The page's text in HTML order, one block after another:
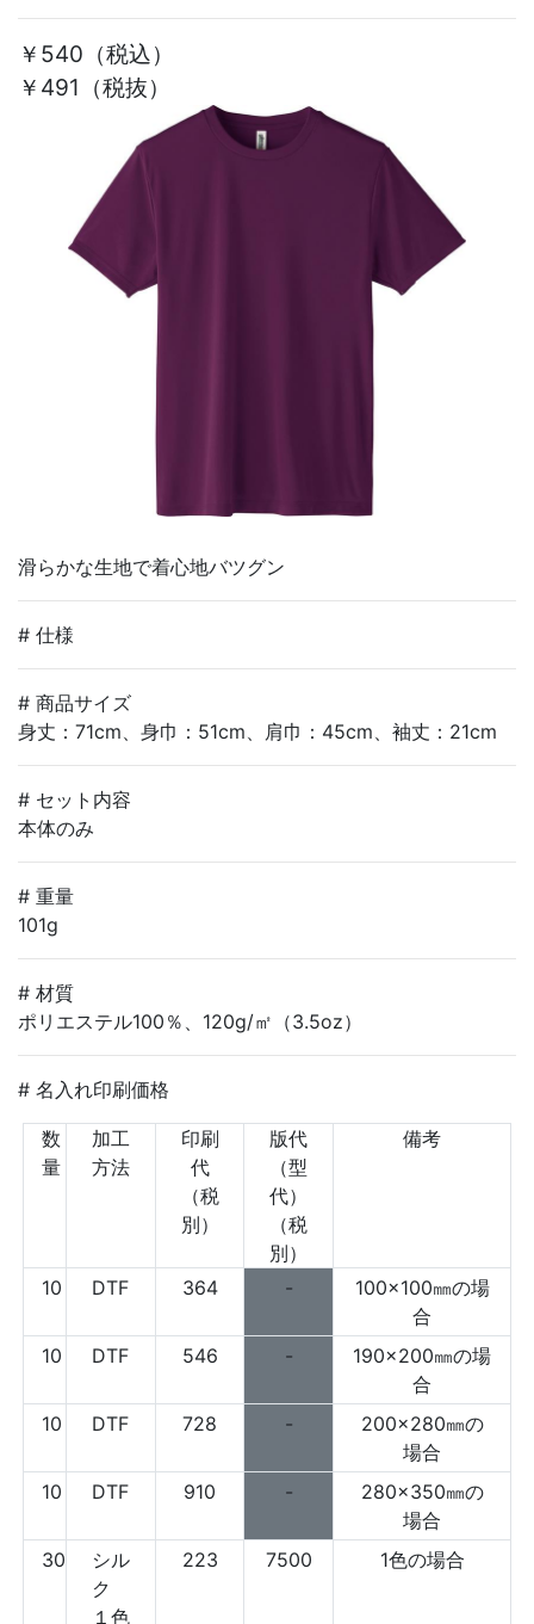
￥540 （税込）
￥491（税抜）
滑らかな生地で着心地バツグン
# 仕様
# 商品サイズ
身丈：71cm、身巾：51cm、肩巾：45cm、袖丈：21cm
# セット内容
本体のみ
# 重量
101g
# 材質
ポリエステル100％、120g/㎡（3.5oz）
# 名入れ印刷価格
数
量
加工
方法
印刷
代
（税
別）
版代
（型
代）
（税
別）
備考
10 DTF 364 -
100×100㎜の場
合
10
DTF 546 -
190×200㎜の場
合
10
DTF 728 -
200×280㎜の
場合
10
DTF 910 -
280×350㎜の
場合
30
シル
ク
１色
223 7500 1色の場合